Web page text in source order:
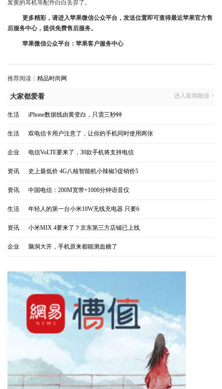
发黄的耳机等配件白白丢弃了。
更多精彩，请进入苹果微信公众平台， 发送位置即可查得最近苹果官方售
后服务中心，提供免费售后服务。
苹果微信公众平台：苹果客户服务中心
推荐阅读： 精品时尚网
大家都爱看 进入新闻频道 >
生活 iPhone数据线由黄变白，只需三秒钟
生活 双电信卡用户注意了，让你的手机同时使用两张
企业 电信VoLTE要来了，30款手机将支持电信
资讯 史上最低价 4G八核智能机小辣椒5促销价5
资讯 中国电信：200M宽带+1000分钟语音仅
生活 年轻人的第一台小米10W无线充电器 只要6
资讯 小米MIX 4要来了？京东第三方店铺已上线
企业 脑洞大开，手机原来都能测血糖了